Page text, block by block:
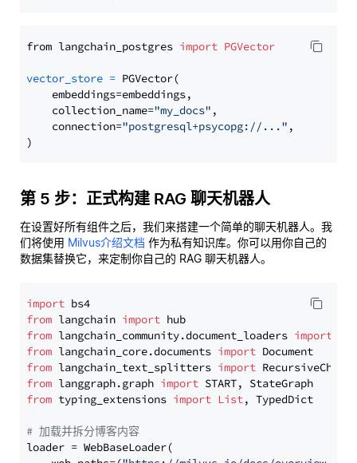
from langchain_postgres import PGVector
vector_store = PGVector(
    embeddings=embeddings,
    collection_name=
"my_docs" ,
    connection=
"postgresql+psycopg://..." ,
第 5 步：正式构建 RAG 聊天机器人
在设置好所有组件之后，我们来搭建一个简单的聊天机器人。我
们将使用 Milvus介绍文档 作为私有知识库。你可以用你自己的
数据集替换它，来定制你自己的 RAG 聊天机器人。
import
from langchain import
from langchain_community.document_loaders import
from langchain_core.documents import
from langchain_text_splitters import
from langgraph.graph import
from typing_extensions import List, TypedDict
# 加载并拆分博客内容
loader = WebBaseLoader(